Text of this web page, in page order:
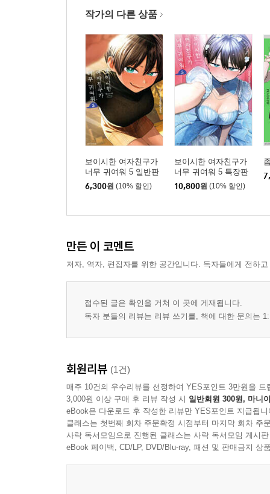
작가의 다른 상품
보이시한 여자친구가
너무 귀여워 5 일반판
6,300원 (10% 할인)
보이시한 여자친구가
너무 귀여워 5 특장판
10,800원 (10% 할인)
만든 이 코멘트
저자, 역자, 편집자를 위한 공간입니다. 독자들에게 전하
접수된 글은 확인을 거쳐 이 곳에 게재됩니다.
독자 분들의 리뷰는 리뷰 쓰기를, 책에 대한 문의는
회원리뷰 (1건)
매주 10건의 우수리뷰를 선정하여 YES포인트 3만원을 드
3,000원 이상 구매 후 리뷰 작성 시 일반회원 300원, 마니
eBook은 다운로드 후 작성한 리뷰만 YES포인트 지급됩니
클래스는 첫번째 회차 주문확정 시점부터 마지막 회차 주
사락 독서모임으로 진행된 클래스는 사락 독서모임 게시
eBook 페이백, CD/LP, DVD/Blu-ray, 패션 및 판매금지 상